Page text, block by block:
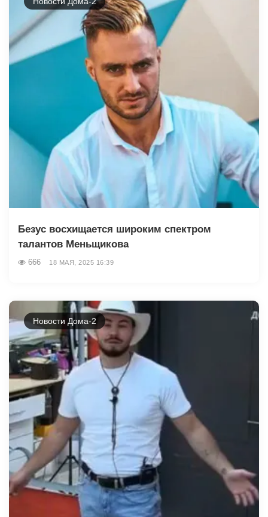
Безус восхищается широким спектром
талантов Меньщикова
666 18 МАЯ, 2025 16:39
Новости Дома-2